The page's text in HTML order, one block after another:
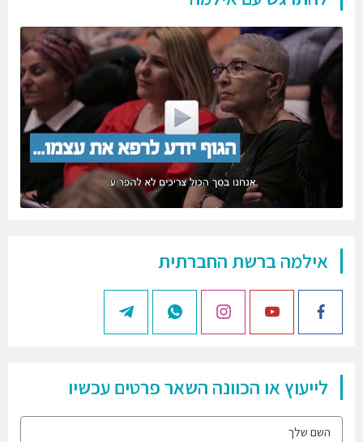
אילמה ברשת החברתית
לייעוץ או הכוונה השאר פרטים עכשיו